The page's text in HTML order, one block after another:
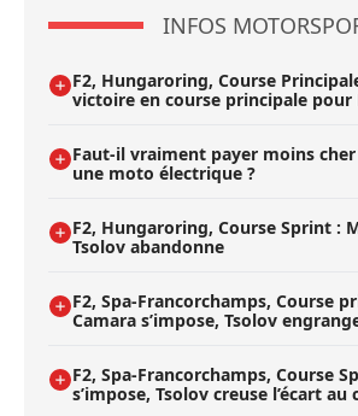
INFOS
F2, Hungaroring, Course
victoire en course principale pour
Faut-il vraiment payer moins
une moto électrique ?
F2, Hungaroring, Course Sprint :
Tsolov abandonne
F2, Spa-Francorchamps, Course
Camara s’impose, Tsolov
F2, Spa-Francorchamps, Course
s’impose, Tsolov creuse l’écart